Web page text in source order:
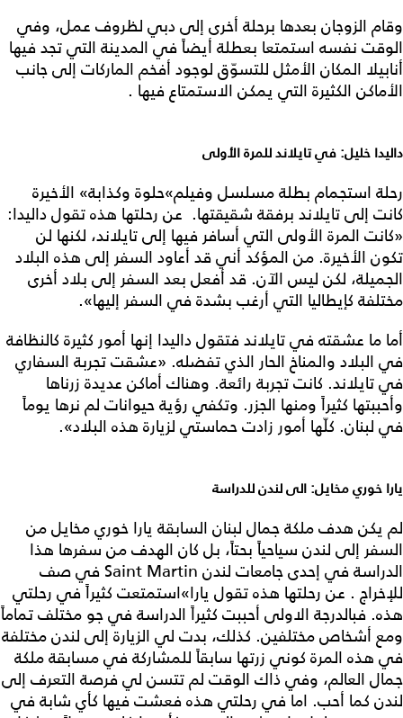
وقام الزوجان بعدها برحلة أخرى إلى دبي لظروف عمل، وفي
الوقت نفسه استمتعا بعطلة أيضاً في المدينة التي تجد فيها
أنابيلا المكان الأمثل للتسوّق لوجود أفخم الماركات إلى جانب
الأماكن الكثيرة التي يمكن الاستمتاع فيها .
داليدا خليل: في تايلاند للمرة الأولى
رحلة استجمام بطلة مسلسل وفيلم»حلوة وكذابة» الأخيرة
كانت إلى تايلاند برفقة شقيقتها. عن رحلتها هذه تقول داليدا:
«كانت المرة الأولى التي أسافر فيها إلى تايلاند، لكنها لن
تكون الأخيرة. من المؤكد أني قد أعاود السفر إلى هذه البلاد
الجميلة، لكن ليس الآن. قد أفعل بعد السفر إلى بلاد أخرى
مختلفة كإيطاليا التي أرغب بشدة في السفر إليها».
أما ما عشقته في تايلاند فتقول داليدا إنها أمور كثيرة كالنظافة
في البلاد والمناخ الحار الذي تفضله. «عشقت تجربة السفاري
في تايلاند. كانت تجربة رائعة. وهناك أماكن عديدة زرناها
وأحببتها كثيراً ومنها الجزر. وتكفي رؤية حيوانات لم نرها يوماً
في لبنان. كلّها أمور زادت حماستي لزيارة هذه البلاد».
يارا خوري مخايل: الى لندن للدراسة
لم يكن هدف ملكة جمال لبنان السابقة يارا خوري مخايل من
السفر إلى لندن سياحياً بحتاً، بل كان الهدف من سفرها هذا
الدراسة في إحدى جامعات لندن Saint Martin في صف
للإخراج . عن رحلتها هذه تقول يارا»استمتعت كثيراً في رحلتي
هذه. فبالدرجة الاولى أحببت كثيراً الدراسة في جو مختلف تماماً
ومع أشخاص مختلفين. كذلك، بدت لي الزيارة إلى لندن مختلفة
في هذه المرة كوني زرتها سابقاً للمشاركة في مسابقة ملكة
جمال العالم، وفي ذاك الوقت لم تتسن لي فرصة التعرف إلى
لندن كما أحب. اما في رحلتي هذه فعشت فيها كأي شابة في